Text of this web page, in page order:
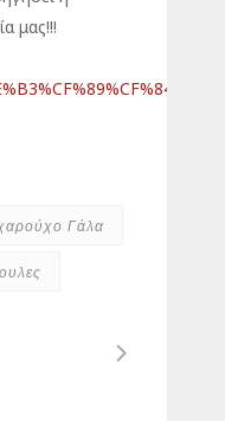
μας!!!
Γάλα